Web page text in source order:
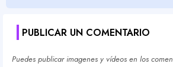
PUBLICAR UN COMENTARIO
Puedes publicar imagenes y vídeos en los